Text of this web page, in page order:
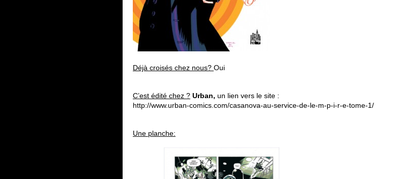
Déjà croisés chez nous? Oui
C’est édité chez ? Urban, un lien vers le site :
http://www.urban-comics.com/casanova-au-service-de-le-m-p-i-r-e-tome-1/
Une planche: